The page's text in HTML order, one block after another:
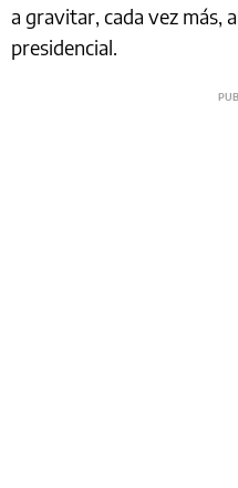
a gravitar, cada vez más,
presidencial.